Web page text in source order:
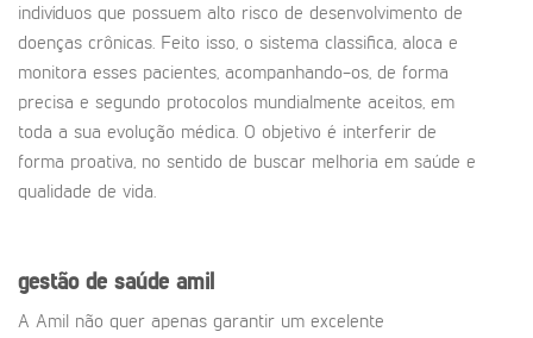
indivíduos que possuem alto risco de desenvolvimento de
doenças crônicas. Feito isso, o sistema classifica, aloca e
monitora esses pacientes, acompanhando-os, de forma
precisa e segundo protocolos mundialmente aceitos, em
toda a sua evolução médica. O objetivo é interferir de
forma proativa, no sentido de buscar melhoria em saúde e
qualidade de vida.
gestão de saúde amil
A Amil não quer apenas garantir um excelente